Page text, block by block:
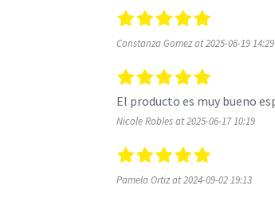
Constanza Gomez at 2025-06-19 14:29
Nicole Robles at 2025-06-17 10:19
Pamela Ortiz at 2024-09-02 19:13